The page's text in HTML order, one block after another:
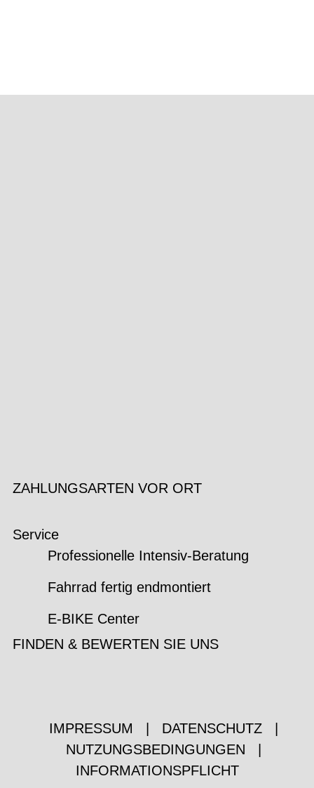
ZAHLUNGSARTEN VOR ORT
Service
Professionelle Intensiv-Beratung
Fahrrad fertig endmontiert
E-BIKE Center
FINDEN & BEWERTEN SIE UNS
IMPRESSUM DATENSCHUTZ
NUTZUNGSBEDINGUNGEN
INFORMATIONSPFLICHT